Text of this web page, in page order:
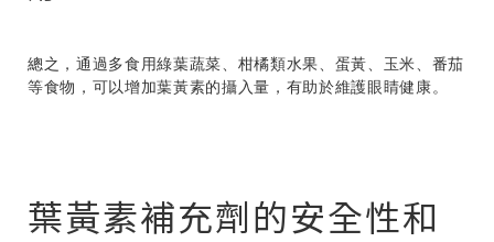
總之，通過多食用綠葉蔬菜、柑橘類水果、蛋黃、玉米、番茄
等食物，可以增加葉黃素的攝入量，有助於維護眼睛健康。
葉黃素補充劑的安全性和